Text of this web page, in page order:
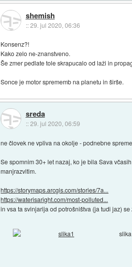
shemish
::29. jul 2020, 06:36
Konsenz?!
Kako zelo ne-znanstveno.
Še zmer pedlate tole skrapucalo od laži in
Sonce je motor sprememb na planetu in širše.
sreda
::29. jul 2020, 06:59
ne človek ne vpliva na okolje - podnebne
Se spomnim 30+ let nazaj, ko je bila Sava
manjrazvitim.
https://storymaps.arcgis.com/stories/7a...
https://waterisaright.com/most-polluted...
in vsa ta svinjarija od potrošništva (ja tudi jaz)